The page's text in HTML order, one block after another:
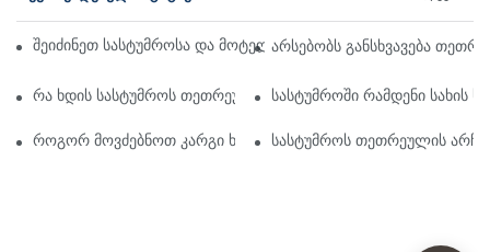
შეიძინეთ სასტუმროსა და მოტელის თეთრეული საბითუმო
არსებობს განსხვავება
რა ხდის სასტუმროს თეთრეულს ასეთ კომფორტულს
სასტუმროში რამდენი სახის
როგორ მოვძებნოთ კარგი ხარისხის ზეწრები, როგორიც
სასტუმროს თეთრეულის